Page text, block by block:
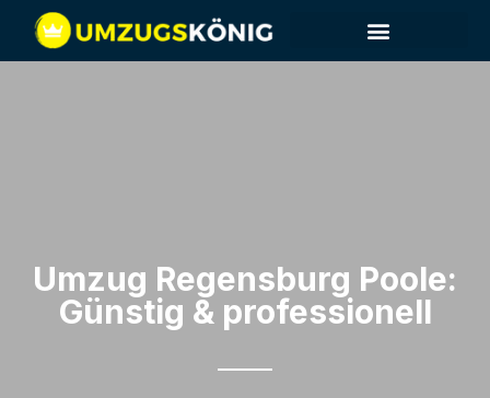
Umzug Regensburg​ Poole:
Günstig & professionell​